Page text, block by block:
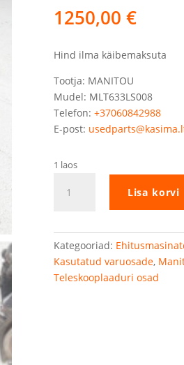
1250,00 €
Hind ilma käibemaksuta
Tootja: MANITOU
Mudel: MLT633LS008
Telefon: +37060842988
E-post:
1 laos
MLT633
hüdraulikapump
Lisa korvi
Kategooriad:
Kasutatud varuosade,
Teleskooplaaduri osad